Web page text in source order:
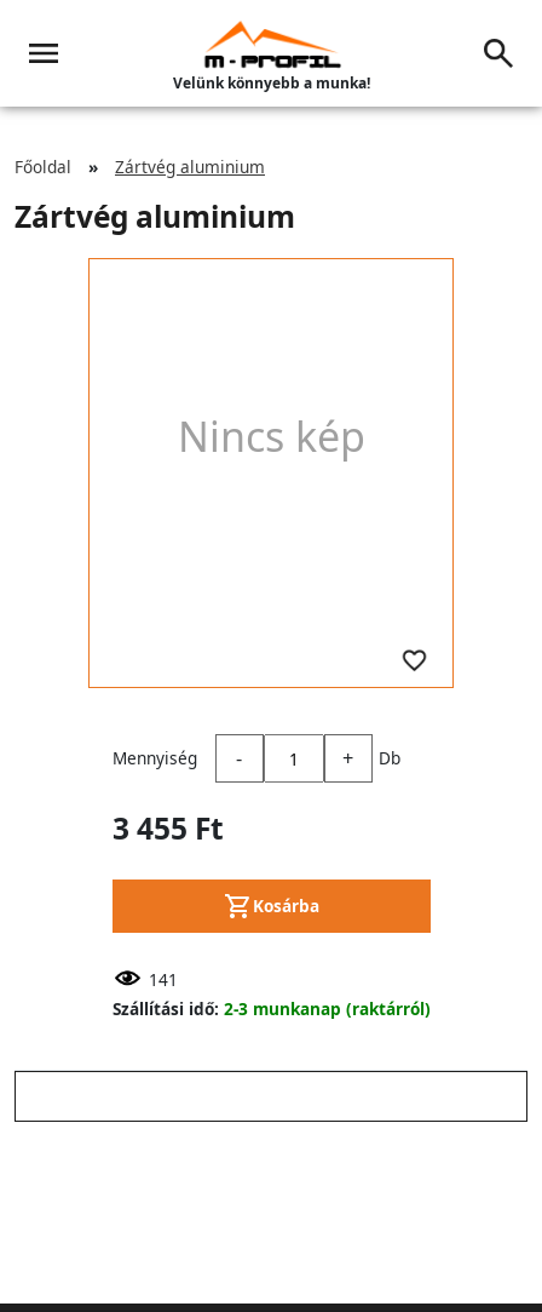
Velünk könnyebb a munka!
Főoldal Zártvég aluminium
Zártvég aluminium
Nincs kép
Mennyiség - + Db
3 455 Ft
Kosárba
141
Szállítási idő: 2-3 munkanap (raktárról)